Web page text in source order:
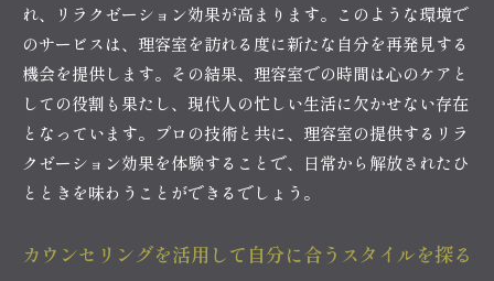
トレンドを取り入れたスタイル改革
理容室での体験が引き出す新たな自分
自信を引き出す理容室のスタイルメソッド
理容室が提供するスタイル変革のメリット
理容室のポリシーで最高のスタイルを手に入れる
理容室のポリシーがもたらすスタイルの完成度
理容室のポリシーが叶えるスタイルの実現
れ、リラクゼーション効果が高まります。このような環境で
のサービスは、理容室を訪れる度に新たな自分を再発見する
機会を提供します。その結果、理容室での時間は心のケアと
しての役割も果たし、現代人の忙しい生活に欠かせない存在
となっています。プロの技術と共に、理容室の提供するリラ
クゼーション効果を体験することで、日常から解放されたひ
とときを味わうことができるでしょう。
カウンセリングを活用して自分に合うスタイルを探る